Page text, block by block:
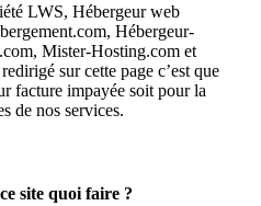
LWS, Hébergeur web
Hébergeur-
Mister-Hosting.com et
sur cette page c’est que
facture impayée soit pour la
de nos services.
site quoi faire ?